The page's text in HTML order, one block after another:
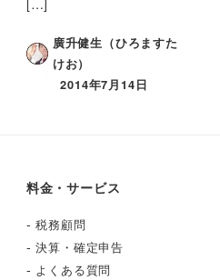
[…]
廣升健生（ひろますた
けお）
2014年7月14日
料金・サービス
-税務顧問
-決算・確定申告
- よくある質問